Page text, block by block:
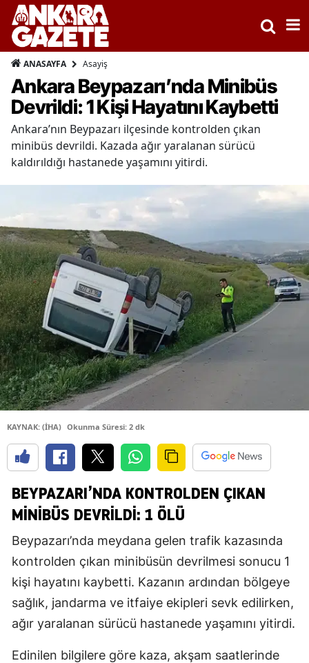
ANASAYFA Asayiş
Ankara Beypazarı’nda Minibüs
Devrildi: 1 Kişi Hayatını Kaybetti
Ankara’nın Beypazarı ilçesinde kontrolden çıkan
minibüs devrildi. Kazada ağır yaralanan sürücü
kaldırıldığı hastanede yaşamını yitirdi.
KAYNAK: (İHA) Okunma Süresi: 2 dk
BEYPAZARI’NDA KONTROLDEN ÇIKAN
MINIBÜS DEVRILDI: 1 ÖLÜ
Beypazarı’nda meydana gelen trafik kazasında
kontrolden çıkan minibüsün devrilmesi sonucu 1
kişi hayatını kaybetti. Kazanın ardından bölgeye
sağlık, jandarma ve itfaiye ekipleri sevk edilirken,
ağır yaralanan sürücü hastanede yaşamını yitirdi.
Edinilen bilgilere göre kaza, akşam saatlerinde